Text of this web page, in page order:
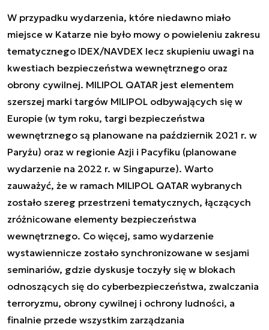
W przypadku wydarzenia, które niedawno miało
miejsce w Katarze nie było mowy o powieleniu zakresu
tematycznego IDEX/NAVDEX lecz skupieniu uwagi na
kwestiach bezpieczeństwa wewnętrznego oraz
obrony cywilnej. MILIPOL QATAR jest elementem
szerszej marki targów MILIPOL odbywających się w
Europie (w tym roku, targi bezpieczeństwa
wewnętrznego są planowane na październik 2021 r. w
Paryżu) oraz w regionie Azji i Pacyfiku (planowane
wydarzenie na 2022 r. w Singapurze). Warto
zauważyć, że w ramach MILIPOL QATAR wybranych
zostało szereg przestrzeni tematycznych, łączących
zróżnicowane elementy bezpieczeństwa
wewnętrznego. Co więcej, samo wydarzenie
wystawiennicze zostało synchronizowane w sesjami
seminariów, gdzie dyskusje toczyły się w blokach
odnoszących się do cyberbezpieczeństwa, zwalczania
terroryzmu, obrony cywilnej i ochrony ludności, a
finalnie przede wszystkim zarządzania